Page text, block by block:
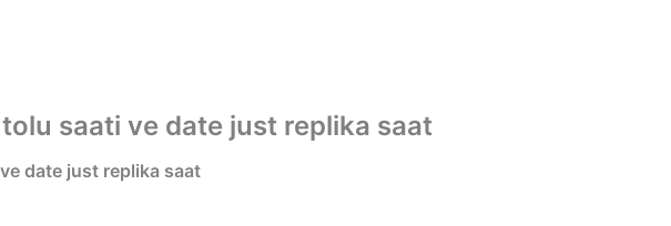
saati ve date just replika saat
date just replika saat